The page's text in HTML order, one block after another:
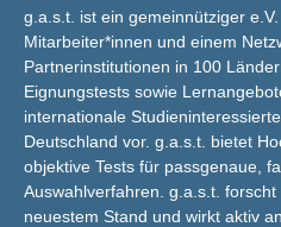
g.a.s.t. ist ein gemeinnütziger
Mitarbeiter*innen und einem
Partnerinstitutionen in 100
Eignungstests sowie
internationale
Deutschland vor. g.a.s.t. bietet
objektive Tests für passgenaue,
Auswahlverfahren. g.a.s.t.
neuestem Stand und wirkt aktiv